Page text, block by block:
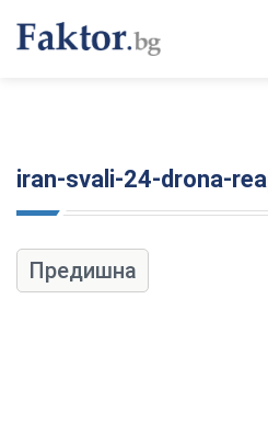
iran-svali-24-drona-
Предишна